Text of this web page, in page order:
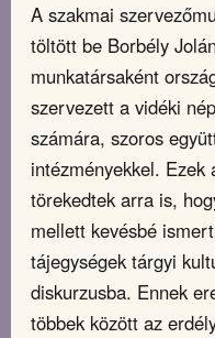
A szakmai
töltött be Borbély
munkatársaként
szervezett a vidéki
számára, szoros
intézményekkel. Ezek
törekedtek arra is,
mellett kevésbé
tájegységek tárgyi
diskurzusba. Ennek
többek között az